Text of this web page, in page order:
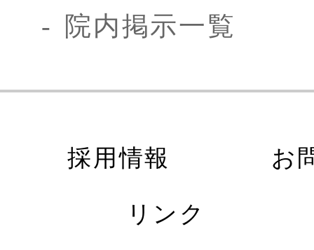
院内掲示一覧
採用情報 お
リンク